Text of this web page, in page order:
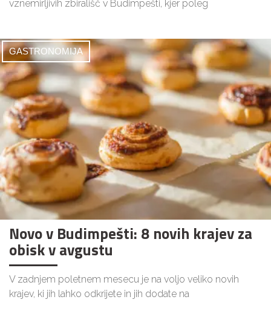
vznemirljivih zbirališč v Budimpešti, kjer poleg
GASTRONOMIJA
Novo v Budimpešti: 8 novih krajev za
obisk v avgustu
V zadnjem poletnem mesecu je na voljo veliko novih
krajev, ki jih lahko odkrijete in jih dodate na